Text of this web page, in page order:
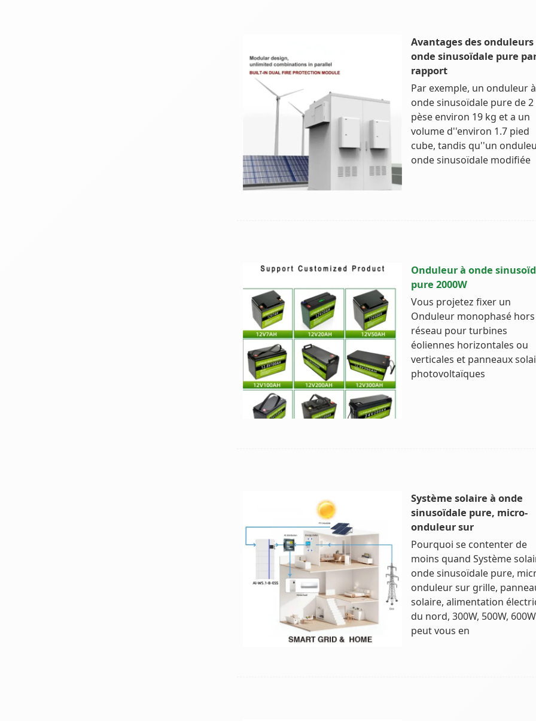
Avantages des onduleurs
onde sinusoïdale pure
rapport
Par exemple, un onduleur à
onde sinusoïdale pure de 2
pèse environ 19 kg et a un
volume d''environ 1.7 pied
cube, tandis qu''un
onde sinusoïdale modifiée
Onduleur à onde
pure 2000W
Vous projetez fixer un
Onduleur monophasé hors
réseau pour turbines
éoliennes horizontales ou
verticales et panneaux
photovoltaïques
Système solaire à onde
sinusoïdale pure, micro-
onduleur sur
Pourquoi se contenter de
moins quand Système
onde sinusoïdale pure,
onduleur sur grille,
solaire, alimentation
du nord, 300W, 500W, 600W
peut vous en